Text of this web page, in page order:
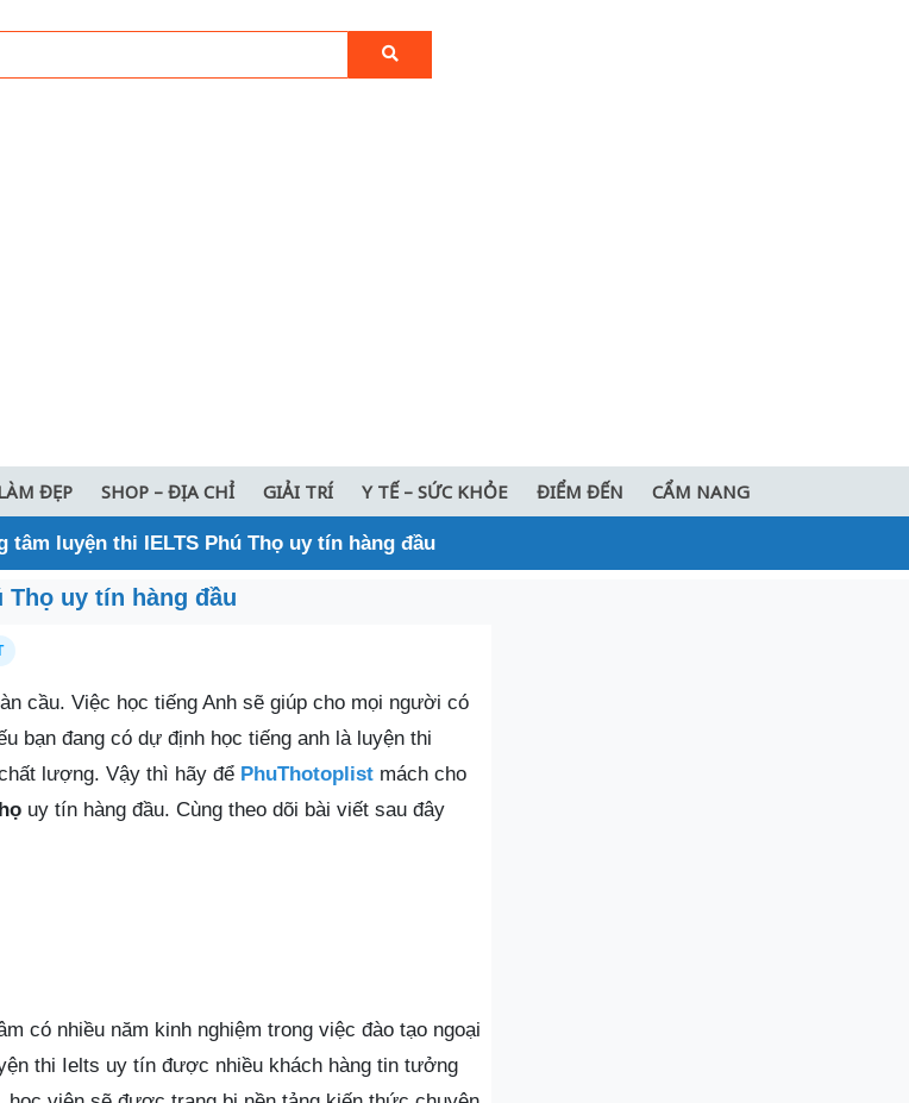
ĐẸP SHOP – ĐỊA CHỈ GIẢI TRÍ Y TẾ – SỨC KHỎE ĐIỂM ĐẾN CẨM NANG
tâm luyện thi IELTS Phú Thọ uy tín hàng đầu
Thọ uy tín hàng đầu
cầu. Việc học tiếng Anh sẽ giúp cho mọi người có
bạn đang có dự định học tiếng anh là luyện thi
lượng. Vậy thì hãy để PhuThotoplist mách cho
uy tín hàng đầu. Cùng theo dõi bài viết sau đây
có nhiều năm kinh nghiệm trong việc đào tạo ngoại
thi Ielts uy tín được nhiều khách hàng tin tưởng